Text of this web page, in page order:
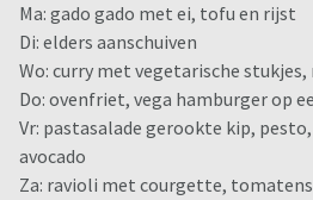
Ma: gado gado met ei, tofu en rijst
Di: elders aanschuiven
Wo: curry met vegetarische
Do: ovenfriet, vega hamburger op
Vr: pastasalade gerookte kip,
avocado
Za: ravioli met courgette,